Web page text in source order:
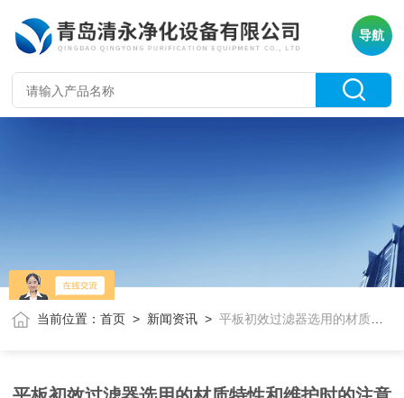
导航
当前位置：首页 > 新闻资讯 >平板初效过滤器选用的材质特性和维护时的注意事项